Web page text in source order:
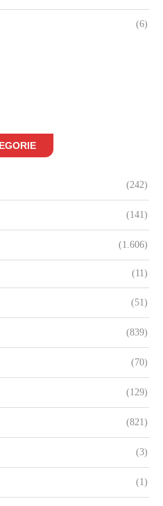
(6)
(242)
(141)
(1.606)
(11)
(51)
(839)
(70)
(129)
(821)
(3)
(1)